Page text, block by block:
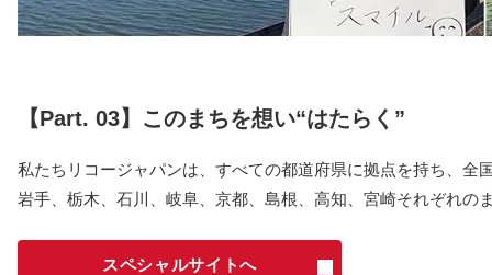
【Part. 03】このまちを想い“はたらく”
私たちリコージャパンは、すべての都道府県に拠点を持ち、全
岩手、栃木、石川、岐阜、京都、島根、高知、宮崎それぞれの
スペシャルサイトへ